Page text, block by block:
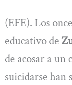
(EFE). Los
educativo de
de acosar a un
suicidarse han